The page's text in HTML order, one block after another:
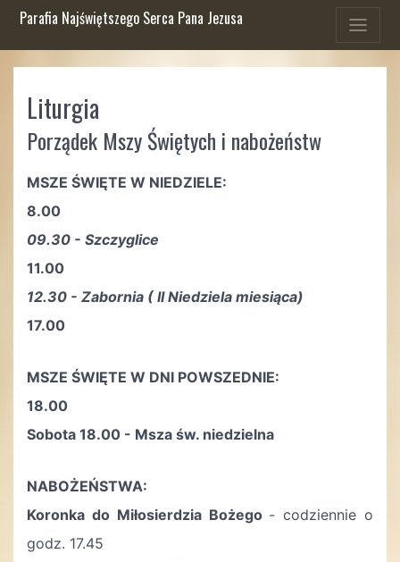
Parafia Najświętszego Serca Pana Jezusa
Liturgia
Porządek Mszy Świętych i nabożeństw
MSZE ŚWIĘTE W NIEDZIELE:
8.00
09.30 - Szczyglice
11.00
12.30 - Zabornia ( II Niedziela miesiąca)
17.00
MSZE ŚWIĘTE W DNI POWSZEDNIE:
18.00
Sobota 18.00 - Msza św. niedzielna
NABOŻEŃSTWA:
Koronka do Miłosierdzia Bożego - codziennie o
godz. 17.45